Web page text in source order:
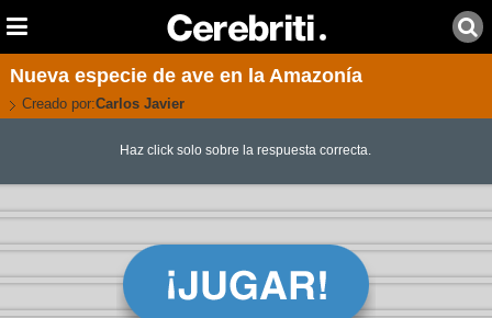
Nueva especie de ave en la Amazonía
Creado por:Carlos Javier
Haz click solo sobre la respuesta correcta.